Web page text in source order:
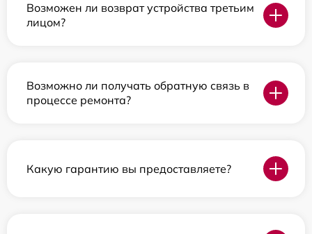
Возможен ли возврат устройства третьим
лицом?
Возможно ли получать обратную связь в
процессе ремонта?
Какую гарантию вы предоставляете?